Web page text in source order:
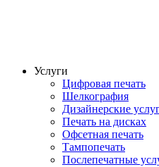
Услуги
Цифровая печать
Шелкография
Дизайнерские
Печать на дисках
Офсетная печать
Тампопечать
Послепечатные